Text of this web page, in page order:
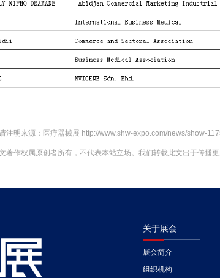
注明来源： 医疗器械展 http://www.shw-expo.com/news/show-
著作权属原创者所有，不代表本站立场。我们转载此文出于传播
关于展会
展会简介
组织机构